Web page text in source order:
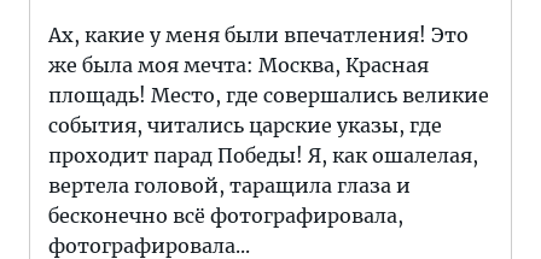
Ах, какие у меня были впечатления! Это
же была моя мечта: Москва, Красная
площадь! Место, где совершались великие
события, читались царские указы, где
проходит парад Победы! Я, как ошалелая,
вертела головой, таращила глаза и
бесконечно всё фотографировала,
фотографировала...